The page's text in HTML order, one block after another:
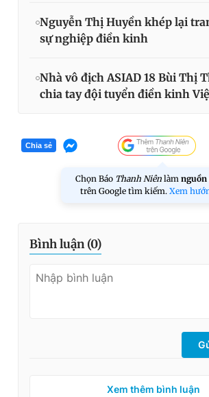
Nguyễn Thị Huyền khép lại
sự nghiệp điền kinh
Nhà vô địch ASIAD 18 Bùi Thị
chia tay đội tuyển điền kinh
Chia sẻ
Chọn Báo Thanh Niên làm
trên Google tìm kiếm. Xem
Bình luận (0)
Xem thêm bình luận